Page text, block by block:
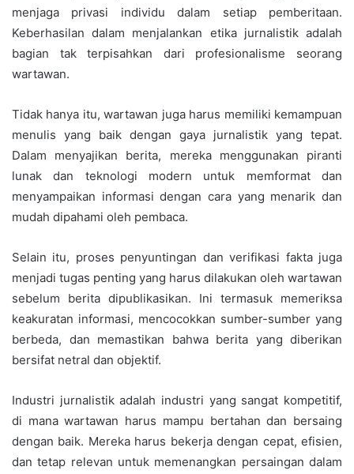
menjaga privasi individu dalam setiap pemberitaan.
Keberhasilan dalam menjalankan etika jurnalistik adalah
bagian tak terpisahkan dari profesionalisme seorang
wartawan.
Tidak hanya itu, wartawan juga harus memiliki kemampuan
menulis yang baik dengan gaya jurnalistik yang tepat.
Dalam menyajikan berita, mereka menggunakan piranti
lunak dan teknologi modern untuk memformat dan
menyampaikan informasi dengan cara yang menarik dan
mudah dipahami oleh pembaca.
Selain itu, proses penyuntingan dan verifikasi fakta juga
menjadi tugas penting yang harus dilakukan oleh wartawan
sebelum berita dipublikasikan. Ini termasuk memeriksa
keakuratan informasi, mencocokkan sumber-sumber yang
berbeda, dan memastikan bahwa berita yang diberikan
bersifat netral dan objektif.
Industri jurnalistik adalah industri yang sangat kompetitif,
di mana wartawan harus mampu bertahan dan bersaing
dengan baik. Mereka harus bekerja dengan cepat, efisien,
dan tetap relevan untuk memenangkan persaingan dalam